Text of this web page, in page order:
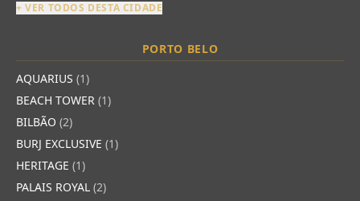
+ VER TODOS DESTA CIDADE
PORTO BELO
AQUARIUS (1)
BEACH TOWER (1)
BILBÃO (2)
BURJ EXCLUSIVE (1)
HERITAGE (1)
PALAIS ROYAL (2)